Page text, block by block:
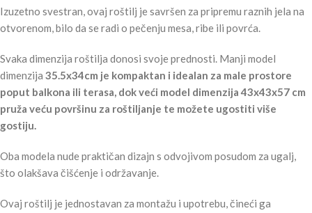
Izuzetno svestran, ovaj roštilj je savršen za pripremu raznih jela na
otvorenom, bilo da se radi o pečenju mesa, ribe ili povrća.
Svaka dimenzija roštilja donosi svoje prednosti. Manji model
dimenzija 35.5x34cm je kompaktan i idealan za male prostore
poput balkona ili terasa, dok veći model dimenzija 43x43x57 cm
pruža veću površinu za roštiljanje te možete ugostiti više
gostiju.
Oba modela nude praktičan dizajn s odvojivom posudom za ugalj,
što olakšava čišćenje i održavanje.
Ovaj roštilj je jednostavan za montažu i upotrebu, čineći ga